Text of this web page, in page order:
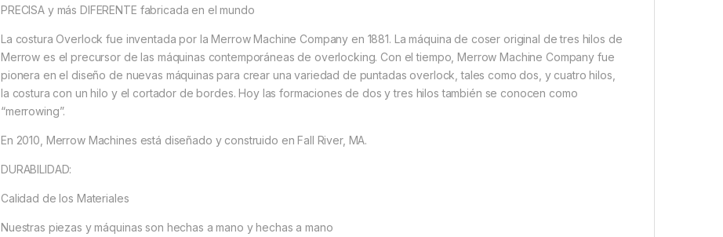
PRECISA y más DIFERENTE fabricada en el mundo
La costura Overlock fue inventada por la Merrow Machine Company en 1881. La máquina de coser original de tres hilos de
Merrow es el precursor de las máquinas contemporáneas de overlocking. Con el tiempo, Merrow Machine Company fue
pionera en el diseño de nuevas máquinas para crear una variedad de puntadas overlock, tales como dos, y cuatro hilos,
la costura con un hilo y el cortador de bordes. Hoy las formaciones de dos y tres hilos también se conocen como
“merrowing”.
En 2010, Merrow Machines está diseñado y construido en Fall River, MA.
DURABILIDAD:
Calidad de los Materiales
Nuestras piezas y máquinas son hechas a mano y hechas a mano